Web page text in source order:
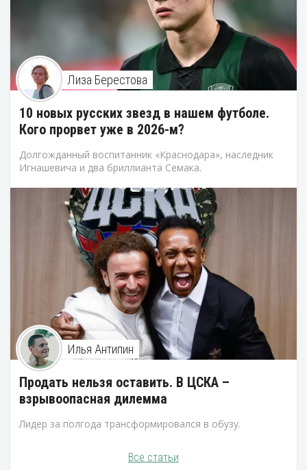
Лиза Берестова
10 новых русских звезд в нашем футболе.
Кого прорвет уже в 2026-м?
Долгожданный воспитанник «Краснодара», наследник
Игнашевича и два бриллианта Семака.
Илья Антипин
Продать нельзя оставить. В ЦСКА –
взрывоопасная дилемма
Лидер за полгода трансформировался в обузу.
Все статьи